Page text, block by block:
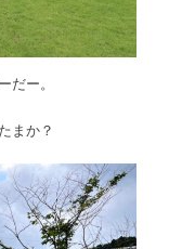
だー。
まか？